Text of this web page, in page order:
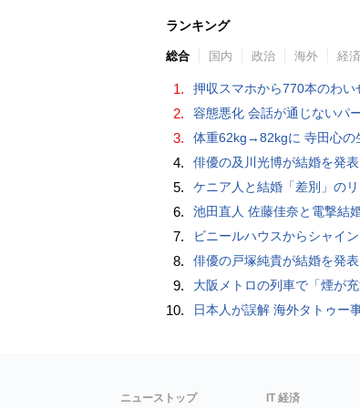
ランキング
総合 国内 政治 海外 経済
1. 押収スマホから770本のわいせつ動画 15歳少女に酒と薬飲ませ性的暴行か 54歳男を再逮捕
2. 容態悪化 会話が通じないパ
3. 体重62kg→82kgに 寺田心の
4. 俳優の及川光博が結婚を発表
5. ケニア人と結婚「差別」の
6. 池田直人 佐藤佳奈と電撃結
7. ビニールハウスからシャインマスカット約200房を盗んだ疑い ネットで販売
8. 俳優の戸塚純貴が結婚を発表
9. 大阪メトロの列車で「煙が充
10. 日本人が誤解 海外タトゥー
ニューストップ IT 経済